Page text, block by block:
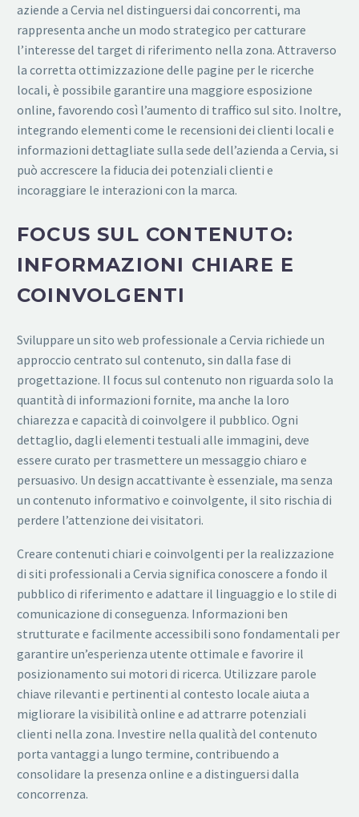
aziende a Cervia nel distinguersi dai concorrenti, ma
rappresenta anche un modo strategico per catturare
l’interesse del target di riferimento nella zona. Attraverso
la corretta ottimizzazione delle pagine per le ricerche
locali, è possibile garantire una maggiore esposizione
online, favorendo così l’aumento di traffico sul sito. Inoltre,
integrando elementi come le recensioni dei clienti locali e
informazioni dettagliate sulla sede dell’azienda a Cervia, si
può accrescere la fiducia dei potenziali clienti e
incoraggiare le interazioni con la marca.
FOCUS SUL CONTENUTO:
INFORMAZIONI CHIARE E
COINVOLGENTI
Sviluppare un sito web professionale a Cervia richiede un
approccio centrato sul contenuto, sin dalla fase di
progettazione. Il focus sul contenuto non riguarda solo la
quantità di informazioni fornite, ma anche la loro
chiarezza e capacità di coinvolgere il pubblico. Ogni
dettaglio, dagli elementi testuali alle immagini, deve
essere curato per trasmettere un messaggio chiaro e
persuasivo. Un design accattivante è essenziale, ma senza
un contenuto informativo e coinvolgente, il sito rischia di
perdere l’attenzione dei visitatori.
Creare contenuti chiari e coinvolgenti per la realizzazione
di siti professionali a Cervia significa conoscere a fondo il
pubblico di riferimento e adattare il linguaggio e lo stile di
comunicazione di conseguenza. Informazioni ben
strutturate e facilmente accessibili sono fondamentali per
garantire un’esperienza utente ottimale e favorire il
posizionamento sui motori di ricerca. Utilizzare parole
chiave rilevanti e pertinenti al contesto locale aiuta a
migliorare la visibilità online e ad attrarre potenziali
clienti nella zona. Investire nella qualità del contenuto
porta vantaggi a lungo termine, contribuendo a
consolidare la presenza online e a distinguersi dalla
concorrenza.